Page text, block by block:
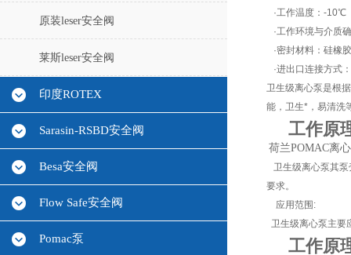
原装leser安全阀
莱斯leser安全阀
印度ROTEX
Sarasin-RSBD安全阀
Besa安全阀
Flow Safe安全阀
Pomac泵
·工作温度：-10℃
·工作环境与介质
·密封材料：硅橡
·进出口连接方式
卫生级离心泵是根
能，卫生*，易清洗
工作原
荷兰POMAC离
卫生级离心泵其泵
要求。
应用范围:
卫生级离心泵主要
工作原